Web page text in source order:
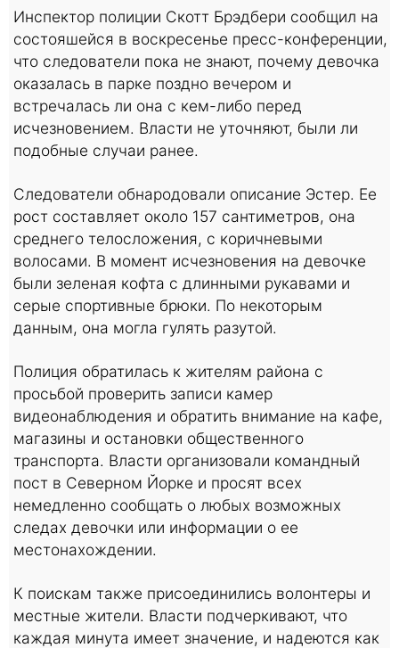
Инспектор полиции Скотт Брэдбери сообщил на
состояшейся в воскресенье пресс-конференции,
что следователи пока не знают, почему девочка
оказалась в парке поздно вечером и
встречалась ли она с кем-либо перед
исчезновением. Власти не уточняют, были ли
подобные случаи ранее.
Следователи обнародовали описание Эстер. Ее
рост составляет около 157 сантиметров, она
среднего телосложения, с коричневыми
волосами. В момент исчезновения на девочке
были зеленая кофта с длинными рукавами и
серые спортивные брюки. По некоторым
данным, она могла гулять разутой.
Полиция обратилась к жителям района с
просьбой проверить записи камер
видеонаблюдения и обратить внимание на кафе,
магазины и остановки общественного
транспорта. Власти организовали командный
пост в Северном Йорке и просят всех
немедленно сообщать о любых возможных
следах девочки или информации о ее
местонахождении.
К поискам также присоединились волонтеры и
местные жители. Власти подчеркивают, что
каждая минута имеет значение, и надеются как